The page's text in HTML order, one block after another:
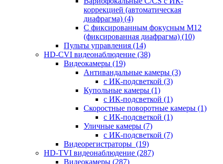
коррекцией (автоматическая
диафрагма) (4)
С фиксированным фокусным М12
(фиксированная диафрагма) (10)
Пульты управления (14)
HD-CVI видеонаблюдение (38)
Видеокамеры (19)
Антивандальные камеры (3)
с ИК-подсветкой (3)
Купольные камеры (1)
с ИК-подсветкой (1)
Скоростные поворотные камеры (1)
с ИК-подсветкой (1)
Уличные камеры (7)
с ИК-подсветкой (7)
Видеорегистраторы (19)
HD-TVI видеонаблюдение (287)
Видеокамеры (287)